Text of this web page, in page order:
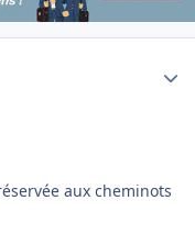
aux cheminots